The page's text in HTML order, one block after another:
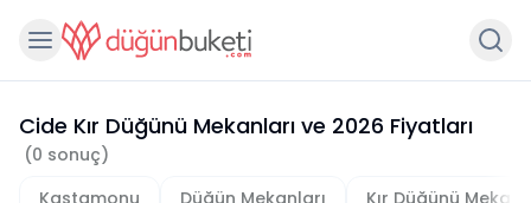
Cide Kır Düğünü Mekanları ve 2026 Fiyatları
(0 sonuç)
Kastamonu
Düğün Mekanları Kır Düğünü